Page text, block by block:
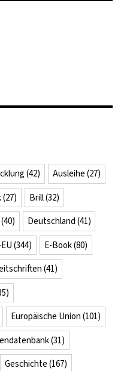
(42) Ausleihe (27)
(27) Brill(32)
Deutschland (41)
(344) E-Book(80)
(41)
Europäische Union (101)
(31)
Geschichte (167)